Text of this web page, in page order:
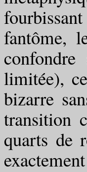
fantôme,
limitée),
bizarre
transition
quarts de